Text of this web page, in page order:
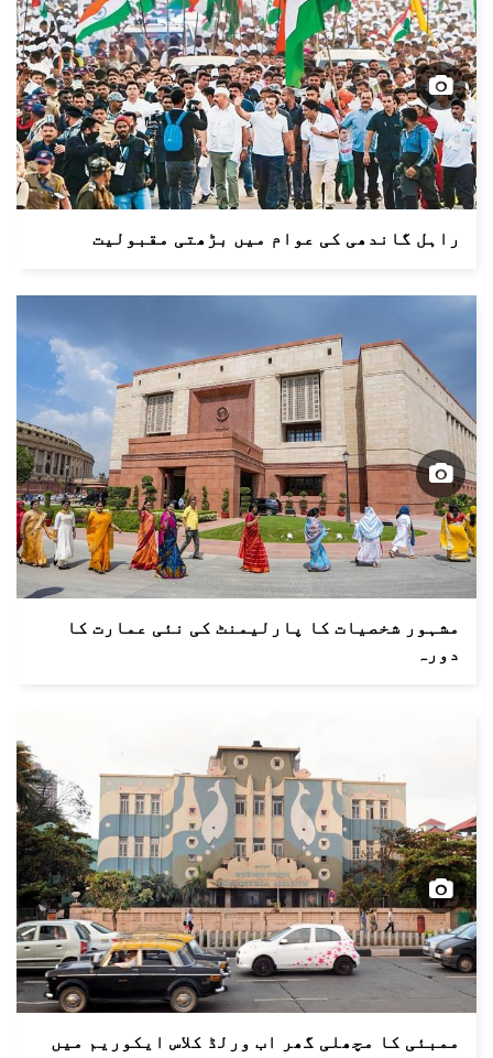
راہل گاندھی کی عوام میں بڑھتی مقبولیت
مشہور شخصیات کا پارلیمنٹ کی نئی عمارت کا
دورہ
ممبئی کا مچھلی گھر اب ورلڈ کلاس ایکوریم میں